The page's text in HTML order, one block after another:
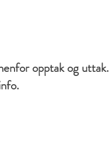
opptak og uttak.